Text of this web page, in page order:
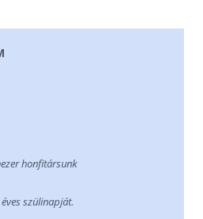
honfitársunk
szülinapját.